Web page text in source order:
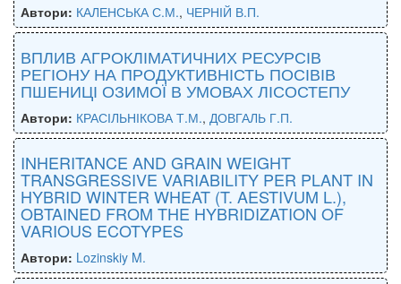
Автори: КАЛЕНСЬКА С.М., ЧЕРНІЙ В.П.
ВПЛИВ АГРОКЛІМАТИЧНИХ РЕСУРСІВ
РЕГІОНУ НА ПРОДУКТИВНІСТЬ ПОСІВІВ
ПШЕНИЦІ ОЗИМОЇ В УМОВАХ ЛІСОСТЕПУ
Автори: КРАСІЛЬНІКОВА Т.М., ДОВГАЛЬ Г.П.
INHERITANCE AND GRAIN WEIGHT
TRANSGRESSIVE VARIABILITY PER PLANT IN
HYBRID WINTER WHEAT (T. AESTIVUM L.),
OBTAINED FROM THE HYBRIDIZATION OF
VARIOUS ECOTYPES
Автори: Lozinskiy M.